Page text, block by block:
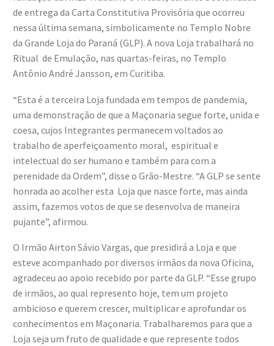
de entrega da Carta Constitutiva Provisória que ocorreu
nessa última semana, simbolicamente no Templo Nobre
da Grande Loja do Paraná (GLP). A nova Loja trabalhará no
Ritual de Emulação, nas quartas-feiras, no Templo
Antônio André Jansson, em Curitiba.
“Esta é a terceira Loja fundada em tempos de pandemia,
uma demonstração de que a Maçonaria segue forte, unida e
coesa, cujos Integrantes permanecem voltados ao
trabalho de aperfeiçoamento moral, espiritual e
intelectual do ser humano e também para com a
perenidade da Ordem”, disse o Grão-Mestre. “A GLP se sente
honrada ao acolher esta Loja que nasce forte, mas ainda
assim, fazemos votos de que se desenvolva de maneira
pujante”, afirmou.
O Irmão Airton Sávio Vargas, que presidirá a Loja e que
esteve acompanhado por diversos irmãos da nova Oficina,
agradeceu ao apoio recebido por parte da GLP. “Esse grupo
de irmãos, ao qual represento hoje, tem um projeto
ambicioso e querem crescer, multiplicar e aprofundar os
conhecimentos em Maçonaria. Trabalharemos para que a
Loja seja um fruto de qualidade e que represente todos